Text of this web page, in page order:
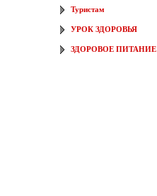
Туристам
УРОК ЗДОРОВЬЯ
ЗДОРОВОЕ ПИТАНИЕ